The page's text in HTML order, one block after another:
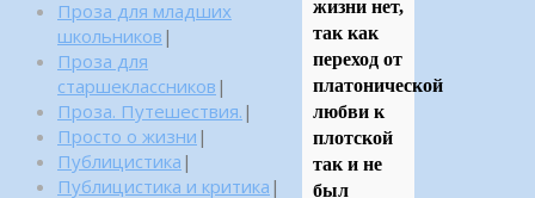
жизни нет,
так как
переход от
платонической
любви к
плотской
так и не
был
Проза для младших
школьников |
Проза для
старшеклассников |
Проза. Путешествия. |
Просто о жизни |
Публицистика |
Публицистика и критика |